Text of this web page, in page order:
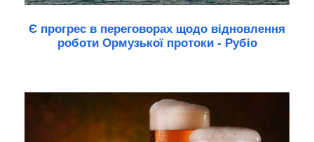
Є прогрес в переговорах щодо відновлення
роботи Ормузької протоки - Рубіо